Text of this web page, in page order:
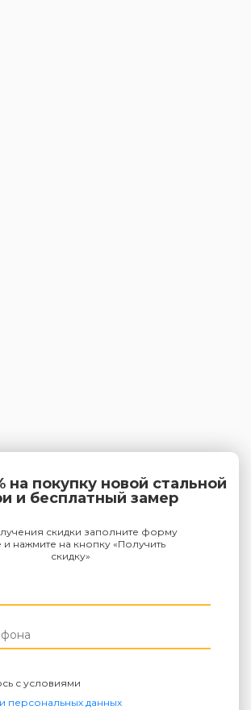
на покупку новой стальной
и бесплатный замер
скидки заполните форму
и нажмите на кнопку «Получить
скидку»
с условиями
персональных данных